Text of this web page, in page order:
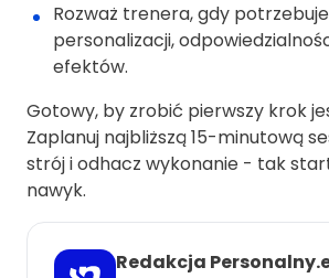
Rozważ trenera, gdy
personalizacji,
efektów.
Gotowy, by zrobić pierwszy krok
Zaplanuj najbliższą 15-minutową
strój i odhacz wykonanie - tak
nawyk.
Redakcja